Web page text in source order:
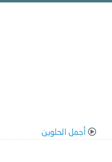
أجمل الحلوين